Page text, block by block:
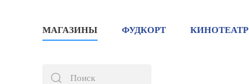
МАГАЗИНЫ ФУДКОРТ КИНОТЕАТР